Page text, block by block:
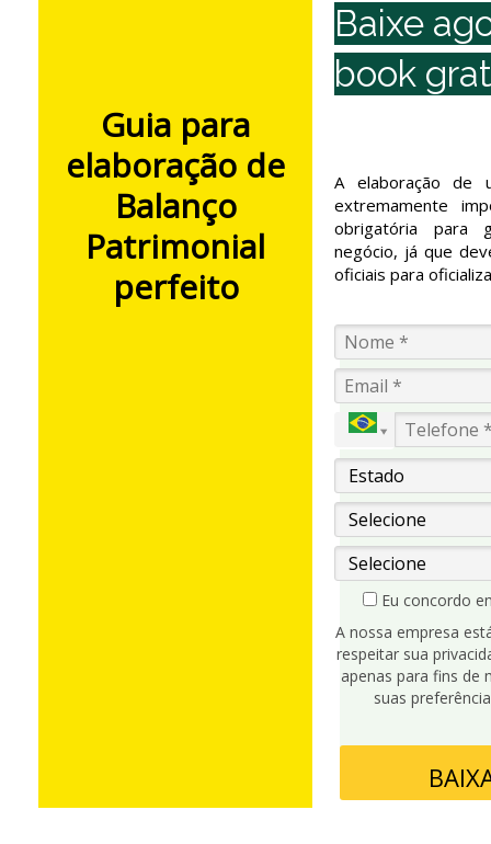
Guia para
elaboração de
Balanço
Patrimonial
perfeito
Baixe
book
A elaboração de
extremamente
obrigatória para
negócio, já que
oficiais para
Eu concordo
A nossa empresa
respeitar sua
apenas para fins de
suas